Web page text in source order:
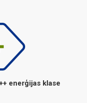
enerģijas klase